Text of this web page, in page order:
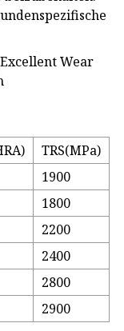
TRS(MPa)
1900
1800
2200
2400
2800
2900